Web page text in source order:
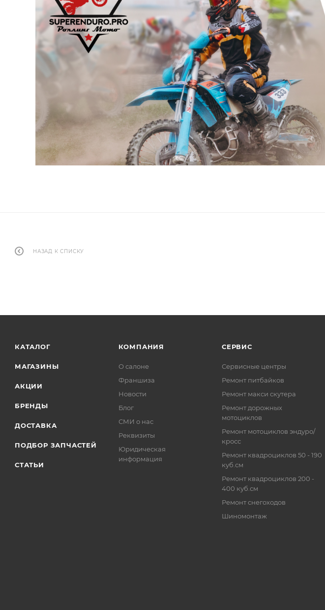
НАЗАД К СПИСКУ
КАТАЛОГ
МАГАЗИНЫ
АКЦИИ
БРЕНДЫ
ДОСТАВКА
ПОДБОР ЗАПЧАСТЕЙ
СТАТЬИ
КОМПАНИЯ
О салоне
Франшиза
Новости
Блог
СМИ о нас
Реквизиты
Юридическая
информация
СЕРВИС
Сервисные центры
Ремонт питбайков
Ремонт макси скутера
Ремонт дорожных
мотоциклов
Ремонт мотоциклов эндуро/
кросс
Ремонт квадроциклов 50 - 190
куб.см
Ремонт квадроциклов 200 -
400 куб.см
Ремонт снегоходов
Шиномонтаж